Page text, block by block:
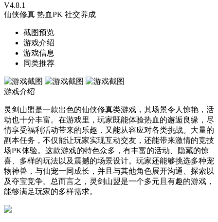
V4.8.1
仙侠修真 热血PK 社交养成
截图预览
游戏介绍
游戏信息
同类推荐
游戏介绍
灵剑山盟是一款出色的仙侠修真类游戏，其场景令人惊艳，活
动也十分丰富。在游戏里，玩家既能体验热血的邂逅良缘，尽
情享受福利活动带来的乐趣，又能从容应对各类挑战。大量的
副本任务，不仅能让玩家实现互动交友，还能带来激情的竞技
场PK体验。这款游戏的特色众多，有丰富的活动、隐藏的惊
喜、多样的玩法以及震撼的场景设计。玩家还能够挑选多种宠
物神兽，与仙宠一同成长，并且与其他角色展开沟通、探索以
及夺宝竞争。总而言之，灵剑山盟是一个多元且有趣的游戏，
能够满足玩家的多样需求。